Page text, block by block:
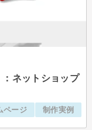
ネットショップ
ページ 制作実例